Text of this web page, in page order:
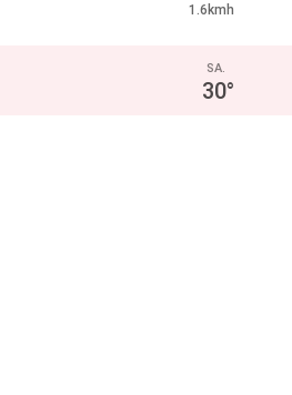
1.6kmh
SA.
30°